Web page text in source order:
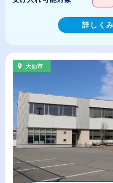
詳しく
大仙市